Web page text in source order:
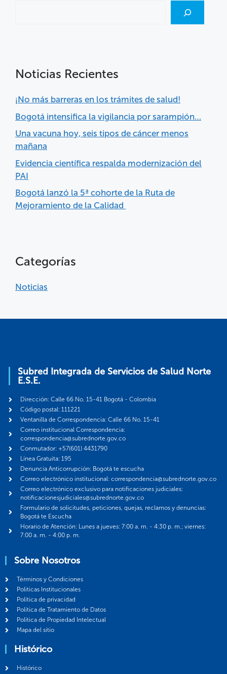
Noticias Recientes
¡No más barreras en los trámites de salud!
Bogotá intensifica la vigilancia por sarampión…
Una vacuna hoy, seis tipos de cáncer menos
mañana
Evidencia científica respalda modernización del
PAI
Bogotá lanzó la 5ª cohorte de la Ruta de
Mejoramiento de la Calidad
Categorías
Noticias
Subred Integrada de Servicios de Salud Norte
E.S.E.
Dirección: Calle 66 No. 15-41 Bogotá - Colombia
Código postal: 111221
Ventanilla de Correspondencia: Calle 66 No. 15-41
Correo institucional Correspondencia:
correspondencia@subrednorte.gov.co
Conmutador: +57(601) 4431790
Línea Gratuita: 195
Denuncia Anticorrupción: Bogotá te escucha
Correo electrónico institucional: correspondencia@subrednorte.gov.co
Correo electrónico exclusivo para notificaciones judiciales:
notificacionesjudiciales@subrednorte.gov.co
Formulario de solicitudes, peticiones, quejas, reclamos y denuncias:
Bogotá te Escucha
Horario de Atención: Lunes a jueves: 7:00 a. m. - 4:30 p. m.; viernes:
7:00 a. m. - 4:00 p. m.
Sobre Nosotros
Términos y Condiciones
Politicas Institucionales
Política de privacidad
Política de Tratamiento de Datos
Política de Propiedad Intelectual
Mapa del sitio
Histórico
Histórico